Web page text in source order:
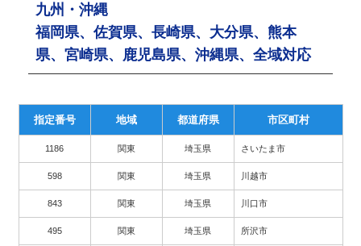
九州・沖縄
福岡県、佐賀県、長崎県、大分県、熊本
県、宮崎県、鹿児島県、沖縄県、全域対応
指定番号 地域 都道府県 市区町村
1186 関東 埼玉県 さいたま市
598 関東 埼玉県 川越市
843 関東 埼玉県 川口市
495 関東 埼玉県 所沢市